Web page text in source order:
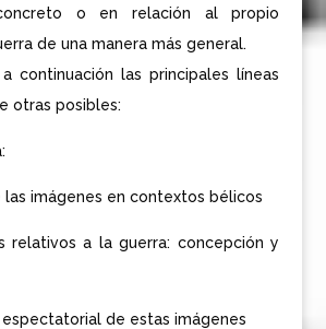
o en relación al propio
de una manera más general.
continuación las principales líneas
otras posibles:
las imágenes en contextos bélicos
relativos a la guerra: concepción y
de estas imágenes